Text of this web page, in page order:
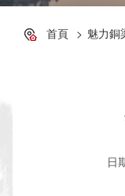
首頁 魅力銅
日